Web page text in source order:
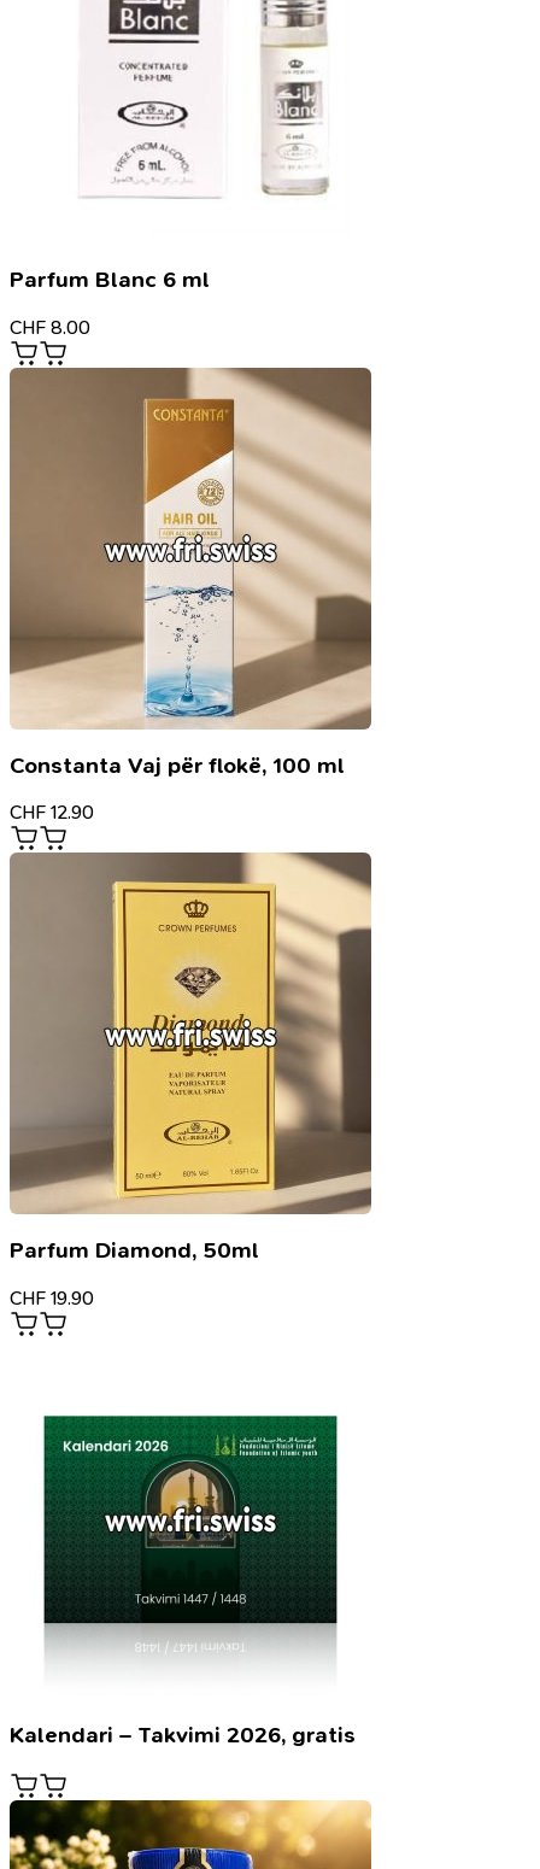
Parfum Blanc 6 ml
CHF 8.00
Constanta Vaj për flokë, 100 ml
CHF 12.90
Parfum Diamond, 50ml
CHF 19.90
Kalendari – Takvimi 2026, gratis